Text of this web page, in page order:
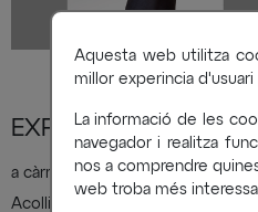
Aquesta web utilitza
millor experincia d'usuari
La informació de les
navegador i realitza
nos a comprendre
web troba més
EXPOSICIÓ
a càrrec de Foto Art Manresa
Acollits és una nova